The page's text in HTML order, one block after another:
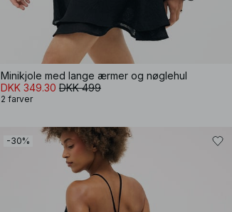
Minikjole med lange ærmer og nøglehul
DKK 349.30 DKK 499
2 farver
-30%